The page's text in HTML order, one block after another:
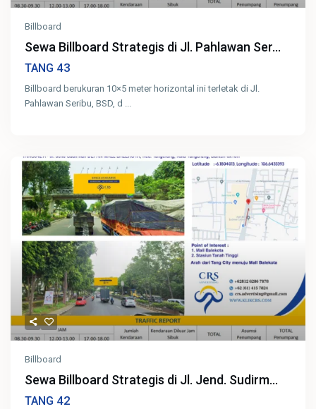
Billboard
Sewa Billboard Strategis di Jl. Pahlawan Ser...
TANG 43
Billboard berukuran 10×5 meter horizontal ini terletak di Jl.
Pahlawan Seribu, BSD, d ...
Billboard
Sewa Billboard Strategis di Jl. Jend. Sudirm...
TANG 42